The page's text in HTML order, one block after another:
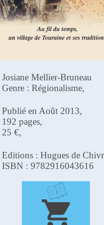
Josiane Mellier-Bruneau
Genre : Régionalisme,
Publié en Août 2013,
192 pages,
25 €,
Editions : Hugues de
ISBN : 9782916043616